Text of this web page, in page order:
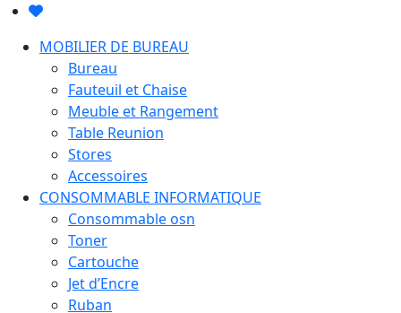
MOBILIER DE BUREAU
Bureau
Fauteuil et Chaise
Meuble et Rangement
Table Reunion
Stores
Accessoires
CONSOMMABLE INFORMATIQUE
Consommable osn
Toner
Cartouche
Jet d’Encre
Ruban